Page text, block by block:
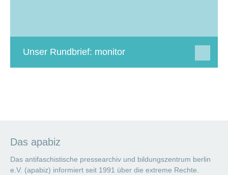
Unser Rundbrief: monitor
Das apabiz
Das antifaschistische pressearchiv und bildungszentrum berlin
e.V. (apabiz) informiert seit 1991 über die extreme Rechte.